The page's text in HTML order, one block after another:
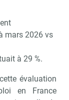
mars 2026 vs
à 29 %.
évaluation
en France